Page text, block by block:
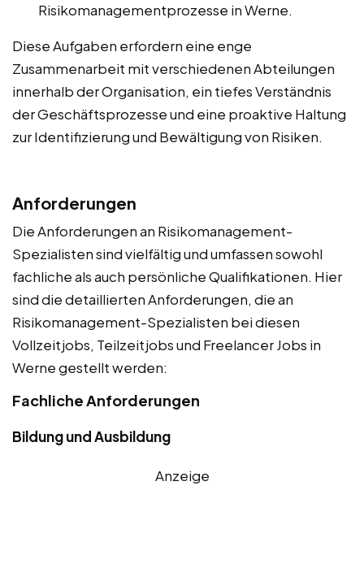
Risikomanagementprozesse in Werne.
Diese Aufgaben erfordern eine enge
Zusammenarbeit mit verschiedenen Abteilungen
innerhalb der Organisation, ein tiefes Verständnis
der Geschäftsprozesse und eine proaktive Haltung
zur Identifizierung und Bewältigung von Risiken.
Anforderungen
Die Anforderungen an Risikomanagement-
Spezialisten sind vielfältig und umfassen sowohl
fachliche als auch persönliche Qualifikationen. Hier
sind die detaillierten Anforderungen, die an
Risikomanagement-Spezialisten bei diesen
Vollzeitjobs, Teilzeitjobs und Freelancer Jobs in
Werne gestellt werden:
Fachliche Anforderungen
Bildung und Ausbildung
Anzeige